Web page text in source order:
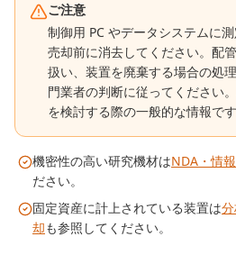
ご注意
制御用 PC やデータシステムに測
売却前に消去してください。配
扱い、装置を廃棄する場合の処
門業者の判断に従ってください
を検討する際の一般的な情報です
機密性の高い研究機材はNDA・情
ださい。
固定資産に計上されている装置は
却も参照してください。